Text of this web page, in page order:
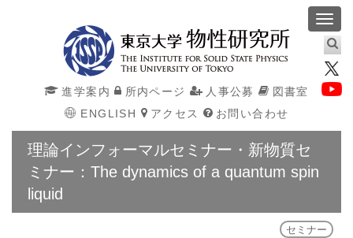
進学案内 所内ページ 人事公募
図書室
ENGLISH
アクセス お問い合わせ
理論インフォーマルセミナー・新物質セ
ミナー：The dynamics of a quantum spin
liquid
セミナー